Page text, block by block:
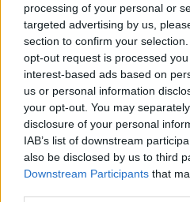
processing of your personal or
targeted advertising by us,
section to confirm your
opt-out request is processed
interest-based ads based on
us or personal information
your opt-out. You may
disclosure of your personal
IAB’s list of downstream
also be disclosed by us to third
Downstream Participants that
Materiály rozhodujú